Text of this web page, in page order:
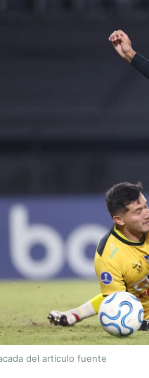
del articulo fuente